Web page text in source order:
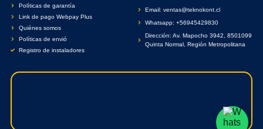
Políticas de garantía
Link de pago Webpay Plus
Quiénes somos
Políticas de envió
Registro de instaladores
Email: ventas@teknokont.cl
Whatsapp: +56945429830
Dirección: Av. Mapocho 3942, 8501099
Quinta Normal, Región Metropolitana